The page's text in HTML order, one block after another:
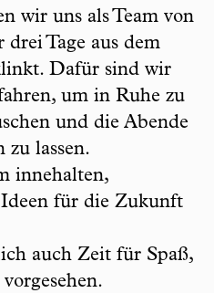
wir uns als Team von
Tage aus dem
Dafür sind wir
um in Ruhe zu
und die Abende
zu lassen.
innehalten,
für die Zukunft
auch Zeit für Spaß,